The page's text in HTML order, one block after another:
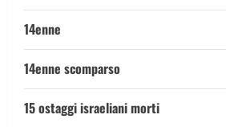
14enne
14enne scomparso
15 ostaggi israeliani morti